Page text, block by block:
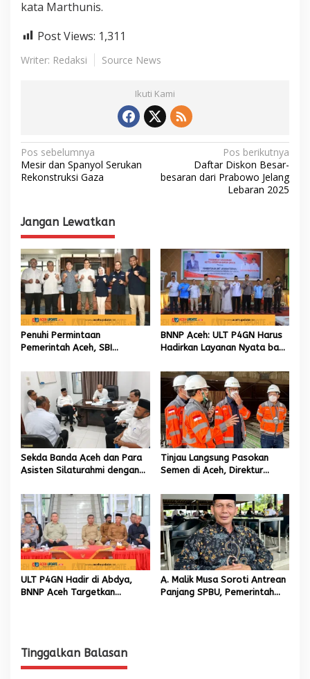
kata Marthunis.
Post Views: 1,311
Writer: Redaksi Source News
Ikuti Kami
N
a
i
g
a
s
i
p
o
s
Pos sebelumnya
Mesir dan Spanyol Serukan
Rekonstruksi Gaza
Pos berikutnya
Daftar Diskon Besar-
besaran dari Prabowo Jelang
Lebaran 2025
Jangan Lewatkan
Penuhi Permintaan
Pemerintah Aceh, SBI
Kebutuhan Semen di Aceh
BNNP Aceh: ULT P4GN Harus
Hadirkan Layanan Nyata bagi
Sekda Banda Aceh dan Para
Asisten Silaturahmi dengan
Banda Aceh
Tinjau Langsung Pasokan
Semen di Aceh, Direktur
Berjalan Normal
ULT P4GN Hadir di Abdya,
BNNP Aceh Targetkan
A. Malik Musa Soroti Antrean
Panjang SPBU, Pemerintah
Tinggalkan Balasan